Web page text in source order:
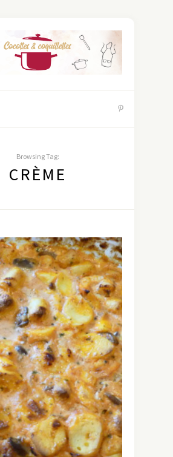
Browsing Tag:
CRÈME